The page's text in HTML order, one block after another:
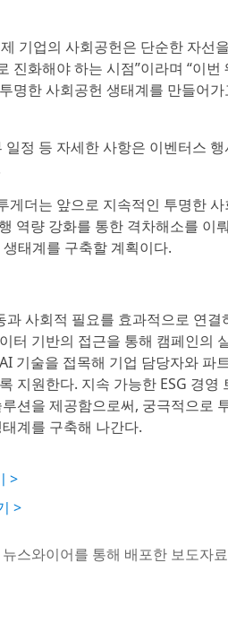
기업의 사회공헌은 단순한 자선
진화해야 하는 시점”이라며 “이
명한 사회공헌 생태계를 만들어
정 등 자세한 사항은 이벤터스
게더는 앞으로 지속적인 투명한
역량 강화를 통한 격차해소를 이
태계를 구축할 계획이다.
과 사회적 필요를 효과적으로 연
터 기반의 접근을 통해 캠페인의
기술을 접목해 기업 담당자와 파
지원한다. 지속 가능한 ESG 경
션을 제공함으로써, 궁극적으로
계를 구축해 나간다.
>
>
뉴스와이어를 통해 배포한 보도자